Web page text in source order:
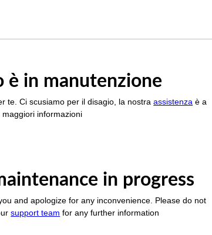
è in manutenzione
te. Ci scusiamo per il disagio, la nostraassistenza è a
informazioni
in progress
and apologize for any inconvenience. Please do not
support team for any further information